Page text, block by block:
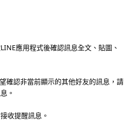
應用程式後確認訊息全文、貼圖、
認非當前顯示的其他好友的訊息，請
。
收提醒訊息。